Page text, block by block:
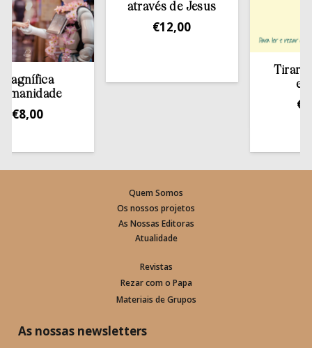
através de Jesus
12,00
Tirar a
Quem Somos
Os nossos projetos
As Nossas Editoras
Atualidade
Revistas
Rezar com o Papa
Materiais de Grupos
As nossas newsletters